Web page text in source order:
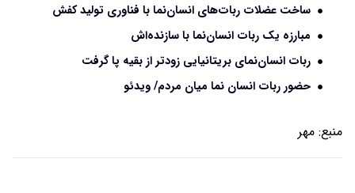
ساخت عضلات ربات‌های انسان‌نما با فناوری تولید کفش
مبارزه یک ربات انسان‌نما با سازنده‌اش
ربات انسان‌نمای بریتانیایی زودتر از بقیه پا گرفت
حضور ربات انسان نما میان مردم/ ویدئو
منبع: مهر